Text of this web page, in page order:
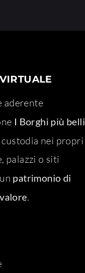
aderente
I Borghi più belli
custodia nei propri
palazzi o siti
patrimonio di
.